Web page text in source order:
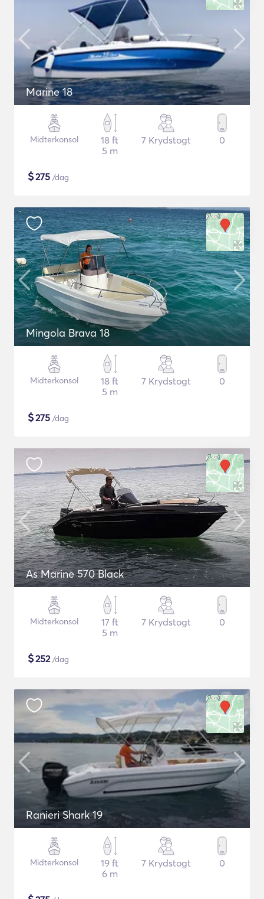
Marine 18
Midterkonsol
18 ft
5 m
7 Krydstogt 0
$275 /dag
Mingola Brava 18
Midterkonsol
18 ft
5 m
7 Krydstogt 0
$275 /dag
As Marine 570 Black
Midterkonsol
17 ft
5 m
7 Krydstogt 0
$252/dag
Ranieri Shark 19
Midterkonsol
19 ft
6 m
7 Krydstogt 0